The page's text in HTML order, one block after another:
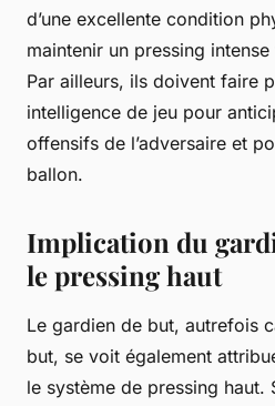
d’une excellente condition
maintenir un pressing
Par ailleurs, ils doivent faire
intelligence de jeu pour
offensifs de l’adversaire et
ballon.
Implication du
le pressing haut
Le gardien de but, autrefois
but, se voit également
le système de pressing haut.